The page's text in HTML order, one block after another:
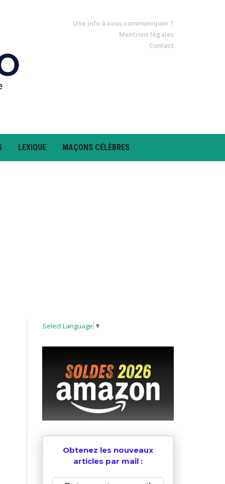
Une info à nous communiquer ?
Mentions légales
Contact
LEXIQUE MAÇONS CÉLÈBRES
Select Language ▼
Obtenez les nouveaux
articles par mail :